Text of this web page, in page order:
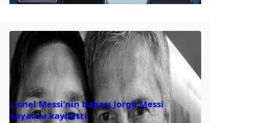
Lionel Messi’nin babası Jorge Messi
hayatını kaybetti